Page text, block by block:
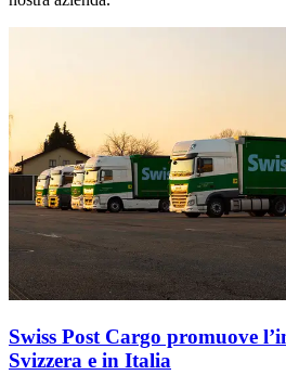
Swiss Post Cargo promuove
Svizzera e in Italia